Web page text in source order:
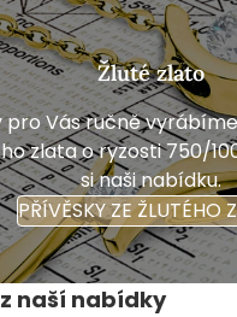
Žluté zlato
pro Vás ručně
zlata o ryzosti 750/
si naši nabídku.
PŘÍVĚSKY ZE ŽLUTÉHO
naší nabídky